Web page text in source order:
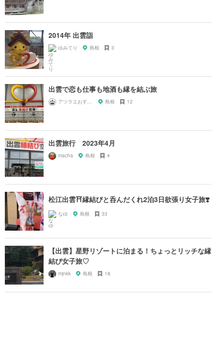
2014年 出雲詣
ゆみてり 島根 3
出雲で恋も仕事も地酒も縁を結ぶ旅
アツラエおすすめ旅プラン！ 島根 12
出雲旅行 2023年4月
macha 島根 4
松江出雲⛩縁結びと呑んだくれ2泊3日欲張り女子旅❣️
なゆ 島根 33
【出雲】星野リゾートに泊まる！ちょっとリッチな縁
結び女子旅♡
mjnkk 島根 18